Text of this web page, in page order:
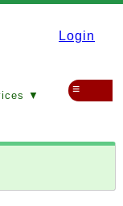
Login
▼ ≡